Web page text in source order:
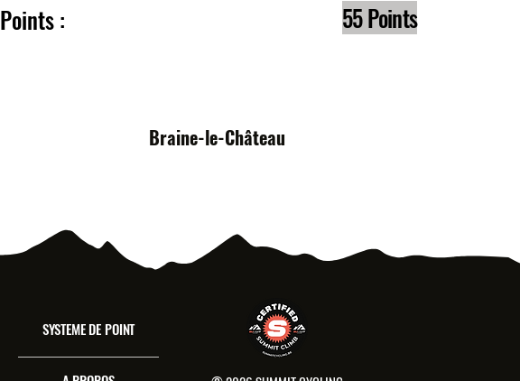
Points :
55 Points
Braine-le-Château
SYSTEME DE POINT